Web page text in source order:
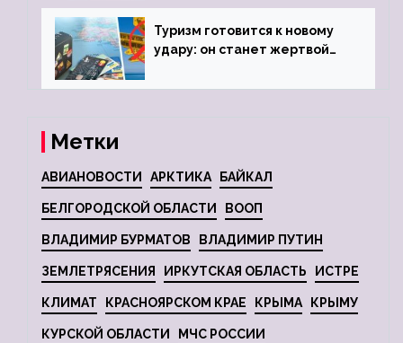
Туризм готовится к новому
удару: он станет жертвой
Метки
АВИАНОВОСТИ АРКТИКА БАЙКАЛ
БЕЛГОРОДСКОЙ ОБЛАСТИ ВООП
ВЛАДИМИР БУРМАТОВ ВЛАДИМИР ПУТИН
ЗЕМЛЕТРЯСЕНИЯ ИРКУТСКАЯ ОБЛАСТЬ ИСТРЕ
КЛИМАТ КРАСНОЯРСКОМ КРАЕ КРЫМА КРЫМУ
КУРСКОЙ ОБЛАСТИ МЧС РОССИИ